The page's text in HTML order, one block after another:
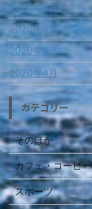
2020年7月
2020年6月
2020年5月
2020年4月
カテゴリー
そのほか
カフェ・コーヒー
スポーツ